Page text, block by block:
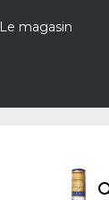
Le magasin